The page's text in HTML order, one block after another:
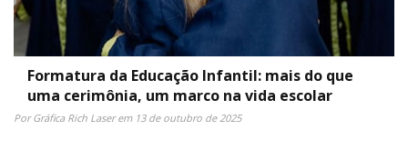
Formatura da Educação Infantil: mais do que
uma cerimônia, um marco na vida escolar
Por Gráfica Rich Laser em 13 de outubro de 2025